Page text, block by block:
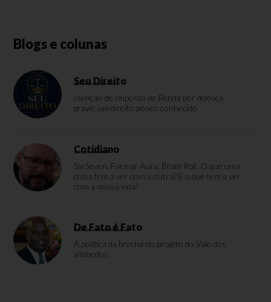
Blogs e colunas
Seu Direito
Isenção de Imposto de Renda por doença
grave: um direito pouco conhecido
Cotidiano
Six Seven, Farmar Aura, Brain Rot. O que uma
coisa tem a ver com a outra? E o que tem a ver
com a nossa vida?
De Fato é Fato
A política da brecha no projeto do Vale dos
Vinhedos